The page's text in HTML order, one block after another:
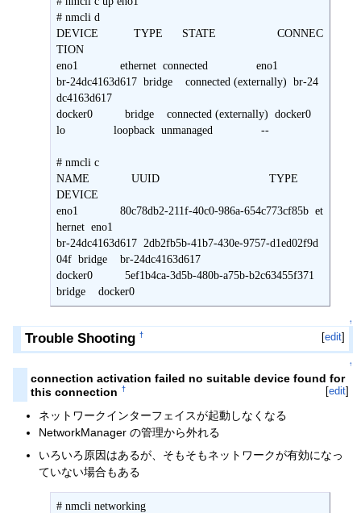
# nmcli d
DEVICE           TYPE      STATE                   CONNEC
TION
eno1             ethernet  connected               eno1
br-24dc4163d617  bridge    connected (externally)  br-24
dc4163d617
docker0          bridge    connected (externally)  docker0
lo               loopback  unmanaged               --
# nmcli c
NAME             UUID                                  TYPE
DEVICE
eno1             80c78db2-211f-40c0-986a-654c773cf85b  et
hernet  eno1
br-24dc4163d617  2db2fb5b-41b7-430e-9757-d1ed02f9d
04f  bridge    br-24dc4163d617
docker0          5ef1b4ca-3d5b-480b-a75b-b2c63455f371
bridge    docker0
↑
Trouble Shooting † [edit]
↑
connection activation failed no suitable device found for
this connection † [edit]
ネットワークインターフェイスが起動しなくなる
NetworkManager の管理から外れる
いろいろ原因はあるが、そもそもネットワークが有効になっ
ていない場合もある
# nmcli networking